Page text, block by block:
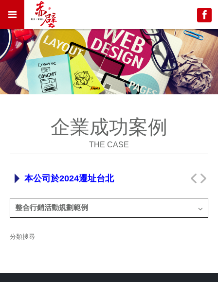
企業成功案例
THE CASE
本公司於2024遷址台北
整合行銷活動規劃範例
分類搜尋